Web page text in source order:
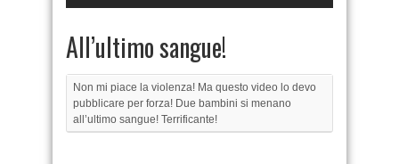
All’ultimo sangue!
Non mi piace la violenza! Ma questo video lo devo
pubblicare per forza! Due bambini si menano
all’ultimo sangue! Terrificante!